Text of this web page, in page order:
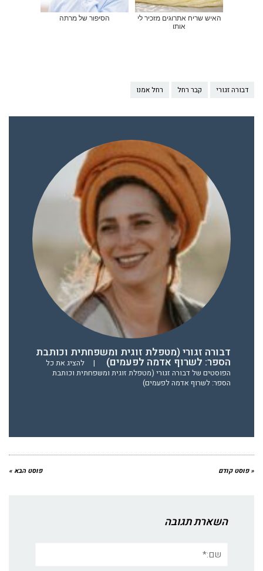
האיש שריח אתרוגים מזכיר לי
אותו
הסיפור של מרתה
דבורה זגורי קבר רחל רחל אמנו
דבורה זגורי (מטפלת זוגית ומשפחתית וכותבת
הספר: לשרוף אדמה לפעמים) |
להציג את כל
הפוסטים של דבורה זגורי (מטפלת זוגית ומשפחתית וכותבת
הספר: לשרוף אדמה לפעמים)
« פוסט קודם פוסט הבא »
השארת תגובה